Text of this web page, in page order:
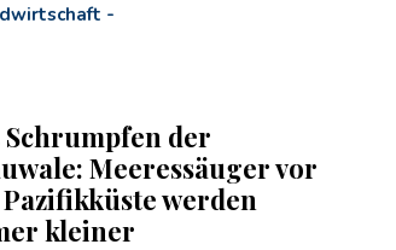
-
Schrumpfen der
Meeressäuger vor
werden
kleiner